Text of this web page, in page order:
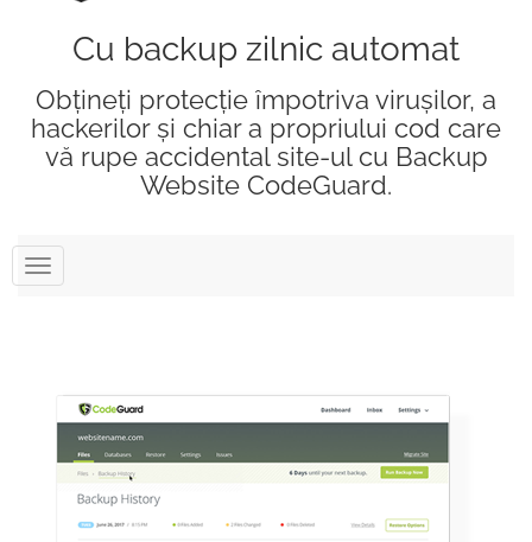
Cu backup zilnic automat
Obțineți protecție împotriva virușilor, a
hackerilor și chiar a propriului cod care
vă rupe accidental site-ul cu Backup
Website CodeGuard.
Navigare
Toggle